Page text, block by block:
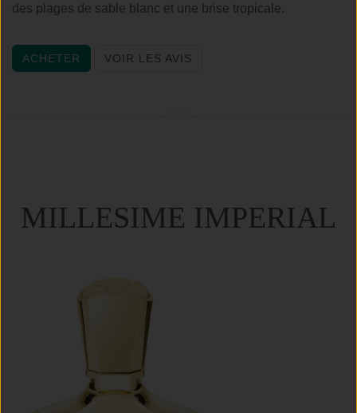
des plages de sable blanc et une brise tropicale.
ACHETER VOIR LES AVIS
MILLESIME IMPERIAL